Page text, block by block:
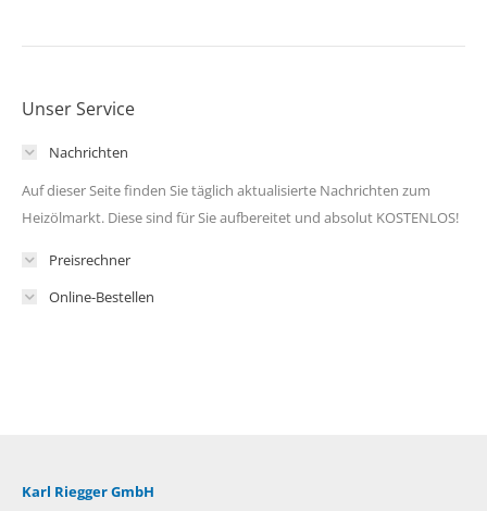
Unser Service
Nachrichten
Auf dieser Seite finden Sie täglich aktualisierte Nachrichten zum
Heizölmarkt. Diese sind für Sie aufbereitet und absolut KOSTENLOS!
Preisrechner
Online-Bestellen
Karl Riegger GmbH